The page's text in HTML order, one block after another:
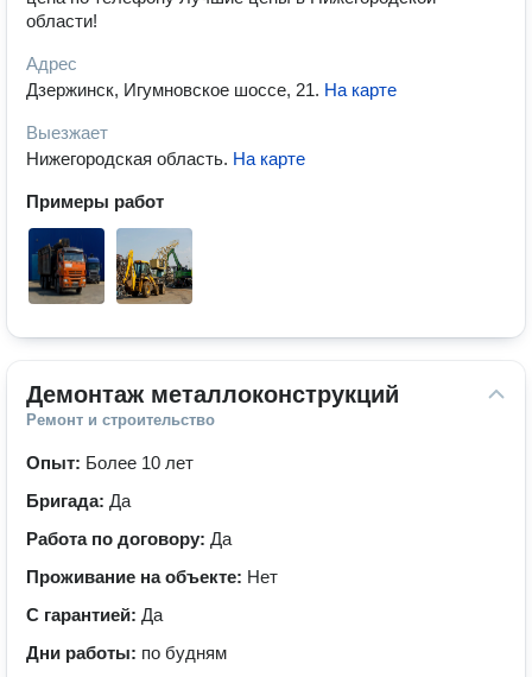
области!
Адрес
Дзержинск, Игумновское шоссе, 21. На карте
Выезжает
Нижегородская область. На карте
Примеры работ
Демонтаж металлоконструкций
Ремонт и строительство
Опыт: Более 10 лет
Бригада: Да
Работа по договору: Да
Проживание на объекте: Нет
С гарантией: Да
Дни работы: по будням